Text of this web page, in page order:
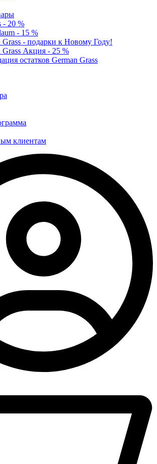
- 20 %
- 15 %
Grass - подарки к Новому Году!
Grass Акция - 25 %
остатков German Grass
клиентам